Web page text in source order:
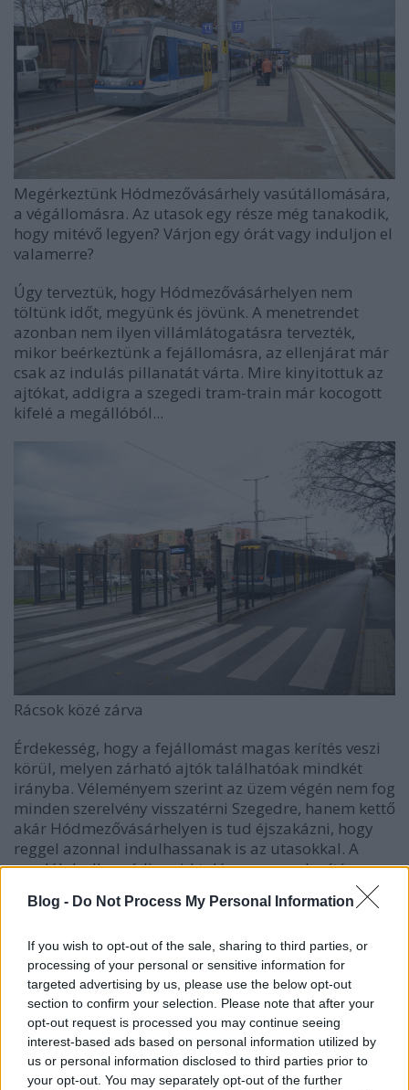
Blog - Do Not Process My Personal Information
If you wish to opt-out of the sale, sharing to third parties, or
processing of your personal or sensitive information for
targeted advertising by us, please use the below opt-out
section to confirm your selection. Please note that after your
opt-out request is processed you may continue seeing
interest-based ads based on personal information utilized by
us or personal information disclosed to third parties prior to
your opt-out. You may separately opt-out of the further
Megérkeztünk Hódmezővásárhely vasútállomására,
a végállomásra. Az utasok egy része még tanakodik,
hogy mitévő legyen? Várjon egy órát vagy induljon el
valamerre?
Úgy terveztük, hogy Hódmezővásárhelyen nem
töltünk időt, megyünk és jövünk. A menetrendet
azonban nem ilyen villámlátogatásra tervezték,
mikor beérkeztünk a fejállomásra, az ellenjárat már
csak az indulás pillanatát várta. Mire kinyitottuk az
ajtókat, addigra a szegedi tram-train már kocogott
kifelé a megállóból...
Rácsok közé zárva
Érdekesség, hogy a fejállomást magas kerítés veszi
körül, melyen zárható ajtók találhatóak mindkét
irányba. Véleményem szerint az üzem végén nem fog
minden szerelvény visszatérni Szegedre, hanem kettő
akár Hódmezővásárhelyen is tud éjszakázni, hogy
reggel azonnal indulhassanak is az utasokkal. A
vandálok ellen védi majd talán a magas kerítés az